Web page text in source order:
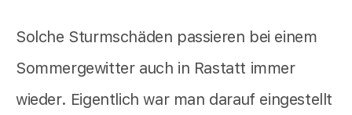
Solche Sturmschäden passieren bei einem
Sommergewitter auch in Rastatt immer
wieder. Eigentlich war man darauf eingestellt